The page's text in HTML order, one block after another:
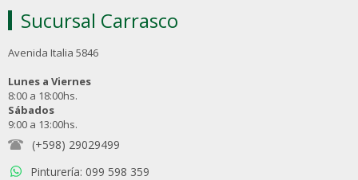
Sucursal Carrasco
Avenida Italia 5846
Lunes a Viernes
8:00 a 18:00hs.
Sábados
9:00 a 13:00hs.
(+598) 29029499
Pinturería: 099 598 359